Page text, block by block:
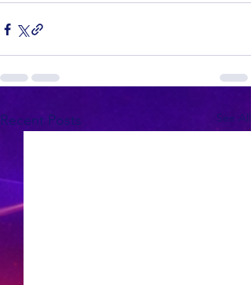
Recent Posts See All